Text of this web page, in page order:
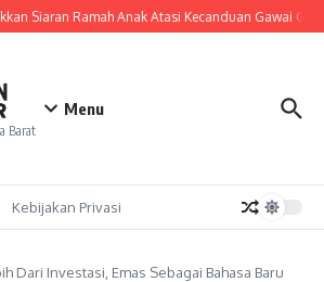
Siaran Ramah Anak Atasi Kecanduan Gawai Gen Z
Barat
Menu
Kebijakan Privasi
Dari Investasi, Emas Sebagai Bahasa Baru